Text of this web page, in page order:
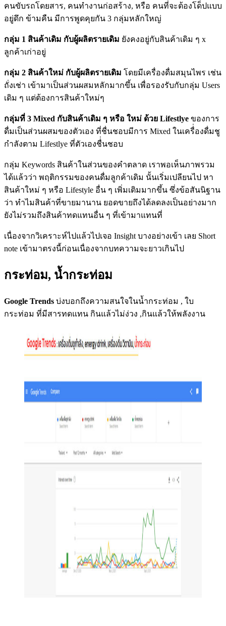
คนขับรถโดยสาร, คนทำงานก่อสร้าง, หรือ คนที่จะต้องโด็ปแบบ
อยู่ดึก ข้ามคืน มีการพูดคุยกัน 3 กลุ่มหลักใหญ่
กลุ่ม 1 สินค้าเดิม กับผู้ผลิตรายเดิม ยังคงอยู่กับสินค้าเดิม ๆ x
ลูกค้าเก่าอยู่
กลุ่ม 2 สินค้าใหม่ กับผู้ผลิตรายเดิม โดยมีเครื่องดื่มสมุนไพร เช่น
ถั่งเช่า เข้ามาเป็นส่วนผสมหลักมากขึ้น เพื่อรองรับกับกลุ่ม Users
เดิม ๆ แต่ต้องการสินค้าใหม่ๆ
กลุ่มที่ 3 Mixed กับสินค้าเดิม ๆ หรือ ใหม่ ด้วย Lifestlye ของการ
ดื่มเป็นส่วนผสมของตัวเอง ที่ชื่นชอบมีการ Mixed ในเครื่่องดื่มชู
กำลังตาม Lifestlye ที่ตัวเองชื่่นชอบ
กลุ่ม Keywords สินค้าในส่วนของคำตลาด เราพอเห็นภาพรวม
ได้แล้วว่า พฤติกรรมของคนดื่มลูกค้าเดิม นั้นเริ่มเปลียนไป หา
สินค้าใหม่ ๆ หรือ Lifestyle อื่น ๆ เพิ่มเติมมากขึ้น ซึ่งข้อสันนิฐาน
ว่า ทำไมสินค้าที่ขายมานาน ยอดขายถึงได้ลดลงเป็นอย่างมาก
ยังไม่รวมถึงสินค้าทดแทนอื่น ๆ ที่เข้ามาแทนที่
เนื่องจากวิเคราะห์ไปแล้วไปเจอ Insight บางอย่างเข้า เลย Short
note เข้ามาตรงนี้ก่อนเนื่องจากบทความจะยาวเกินไป
กระท่อม, น้ำกระท่อม
Google Trends บ่งบอกถึงความสนใจในน้ำกระท่อม , ใบ
กระท่อม ที่มีสารทดแทน กินแล้วไม่ง่วง ,กินแล้วให้พลังงาน